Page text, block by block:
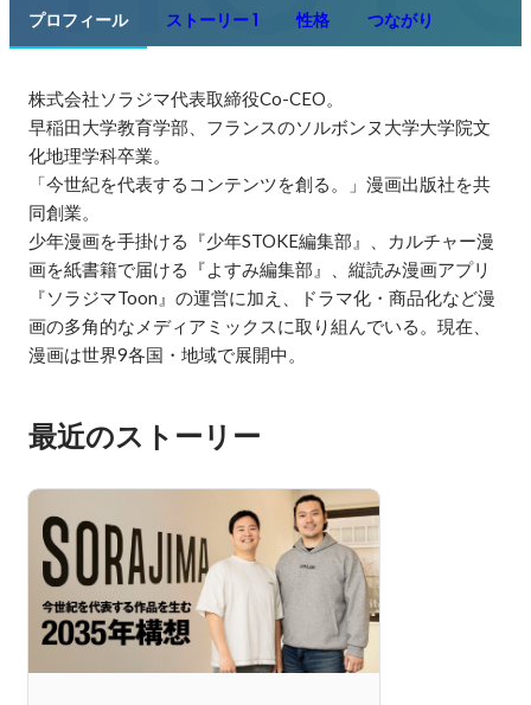
プロフィール ストーリー 1 性格 つながり
株式会社ソラジマ代表取締役Co-CEO。
早稲田大学教育学部、フランスのソルボンヌ大学大学院文
化地理学科卒業。
「今世紀を代表するコンテンツを創る。」漫画出版社を共
同創業。
少年漫画を手掛ける『少年STOKE編集部』、カルチャー漫
画を紙書籍で届ける『よすみ編集部』、縦読み漫画アプリ
『ソラジマToon』の運営に加え、ドラマ化・商品化など漫
画の多角的なメディアミックスに取り組んでいる。現在、
漫画は世界9各国・地域で展開中。
最近のストーリー